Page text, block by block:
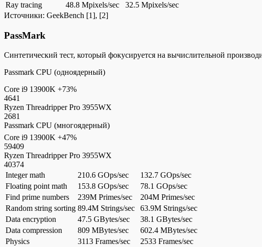
Ray tracing
48.8 Mpixels/sec
32.5 Mpixels/sec
Источники: GeekBench [1], [2]
PassMark
Синтетический тест, который фокусируется на вычислительной
Passmark CPU (одноядерный)
Core i9 13900K +73%
4641
Ryzen Threadripper Pro 3955WX
2681
Passmark CPU (многоядерный)
Core i9 13900K +47%
59409
Ryzen Threadripper Pro 3955WX
40374
Integer math
210.6 GOps/sec
132.7 GOps/sec
Floating point math
153.8 GOps/sec
78.1 GOps/sec
Find prime numbers
239M Primes/sec
204M Primes/sec
Random string sorting 89.4M Strings/sec
63.9M Strings/sec
Data encryption
47.5 GBytes/sec
38.1 GBytes/sec
Data compression
809 MBytes/sec
602.4 MBytes/sec
Physics
3113 Frames/sec
2533 Frames/sec